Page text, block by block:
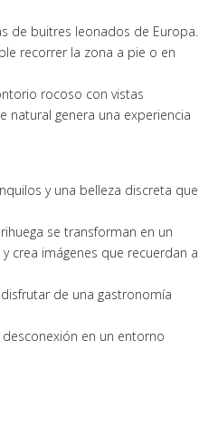
de buitres leonados de Europa.
recorrer la zona a pie o en
rocoso con vistas
natural genera una experiencia
y una belleza discreta que
se transforman en un
crea imágenes que recuerdan a
de una gastronomía
en un entorno